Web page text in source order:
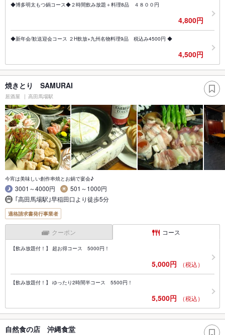
◆博多明太もつ鍋コース◆２時間飲み放題＋料理8品 ４８００円
4,800円
◆新年会/歓送迎会コース ２H飲放+九州名物料理9品 税込み4500円 ◆
4,500円
焼きとり SAMURAI
居酒屋 高田馬場駅
今宵は美味しい創作串焼とお鍋で宴会♪
3001～4000円
501～1000円
｢高田馬場駅｣早稲田口より徒歩5分
適格請求書発行事業者
クーポン コース
【飲み放題付！】 超お得コース 5000円！
5,000円 （税込）
【飲み放題付！】 ゆったり2時間半コース 5500円！
5,500円 （税込）
自然食の店 沖縄食堂